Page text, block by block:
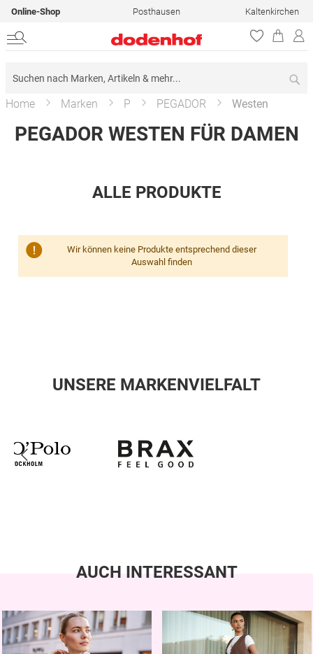
Online-Shop Posthausen Kaltenkirchen
Home Marken P PEGADOR Westen
PEGADOR WESTEN FÜR DAMEN
ALLE PRODUKTE
Wir können keine Produkte entsprechend dieser
Auswahl finden
UNSERE MARKENVIELFALT
AUCH INTERESSANT